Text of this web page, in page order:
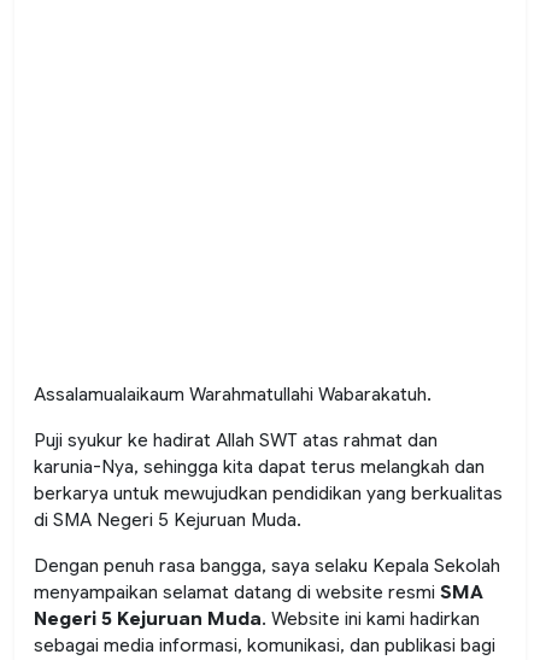
Assalamualaikaum Warahmatullahi Wabarakatuh.
Puji syukur ke hadirat Allah SWT atas rahmat dan
karunia-Nya, sehingga kita dapat terus melangkah dan
berkarya untuk mewujudkan pendidikan yang berkualitas
di SMA Negeri 5 Kejuruan Muda.
Dengan penuh rasa bangga, saya selaku Kepala Sekolah
menyampaikan selamat datang di website resmi SMA
Negeri 5 Kejuruan Muda. Website ini kami hadirkan
sebagai media informasi, komunikasi, dan publikasi bagi